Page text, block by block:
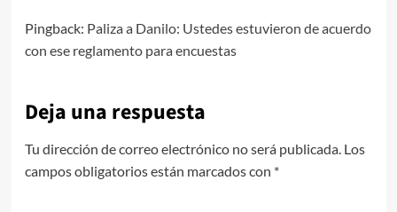
Pingback: Paliza a Danilo: Ustedes estuvieron de acuerdo
con ese reglamento para encuestas
Deja una respuesta
Tu dirección de correo electrónico no será publicada. Los
campos obligatorios están marcados con *